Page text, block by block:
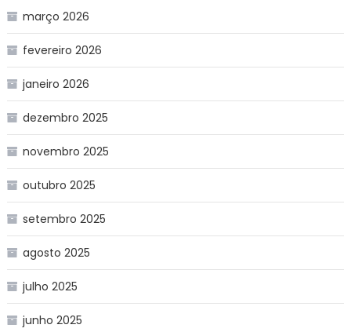
março 2026
fevereiro 2026
janeiro 2026
dezembro 2025
novembro 2025
outubro 2025
setembro 2025
agosto 2025
julho 2025
junho 2025